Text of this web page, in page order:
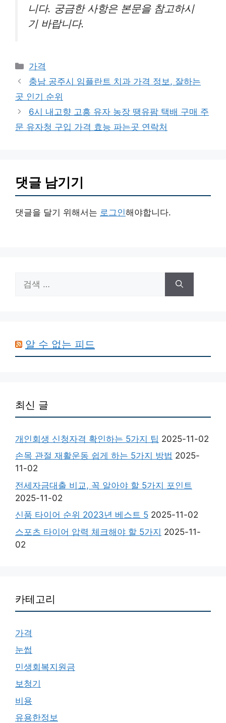
니다. 궁금한 사항은 본문을 참고하시
기 바랍니다.
카
테
리
가격
충남 공주시 임플란트 치과 가격 정보, 잘하는
곳 인기 순위
6시 내고향 고흥 유자 농장 땡유팜 택배 구매 주
문 유자청 구입 가격 효능 파는곳 연락처
댓글 남기기
댓글을 달기 위해서는 로그인해야합니다.
색:
알 수 없는 피드
최신 글
개인회생 신청자격 확인하는 5가지 팁 2025-11-02
손목 관절 재활운동 쉽게 하는 5가지 방법 2025-
11-02
전세자금대출 비교, 꼭 알아야 할 5가지 포인트
2025-11-02
신품 타이어 순위 2023년 베스트 5 2025-11-02
스포츠 타이어 압력 체크해야 할 5가지 2025-11-
02
카테고리
가격
눈썹
민생회복지원금
보청기
비용
유용한정보